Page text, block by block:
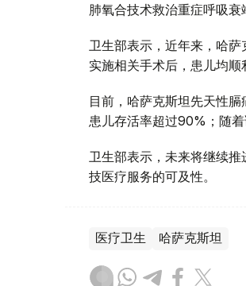
肺氧合技术救治重症呼吸衰
卫生部表示，近年来，哈
实施相关手术后，患儿均顺
目前，哈萨克斯坦先天性
患儿存活率超过90%；随
卫生部表示，未来将继续
技医疗服务的可及性。
医疗卫生 哈萨克斯坦